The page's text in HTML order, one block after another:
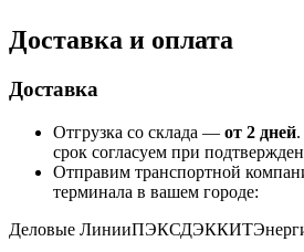
Доставка и оплата
Доставка
Отгрузка со склада — от 2 дней
срок согласуем при
Отправим транспортной
терминала в вашем городе:
Деловые ЛинииПЭКСДЭККИТ